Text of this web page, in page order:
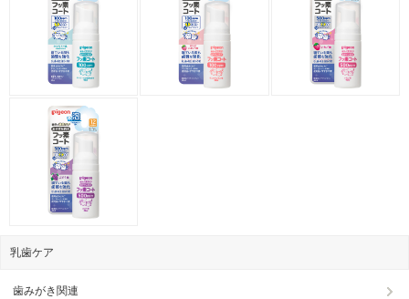
乳歯ケア
歯みがき関連